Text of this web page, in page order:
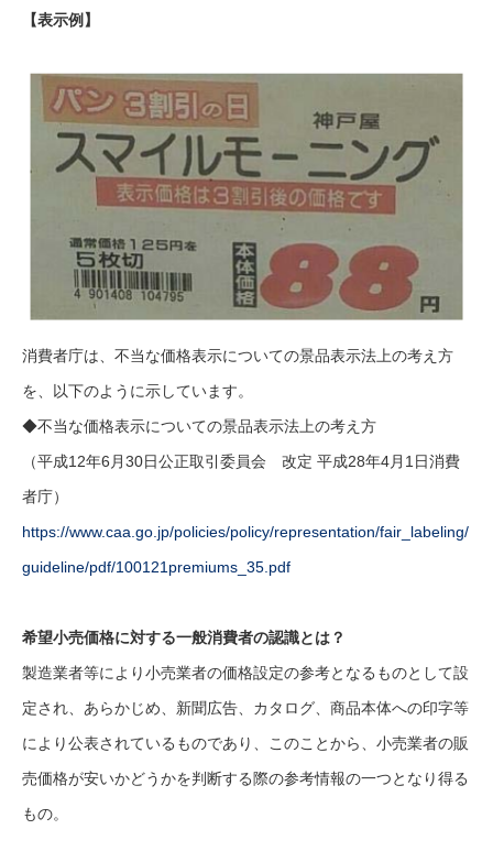
【表示例】
消費者庁は、不当な価格表示についての景品表示法上の考え方
を、以下のように示しています。
◆不当な価格表示についての景品表示法上の考え方
（平成12年6月30日公正取引委員会 改定 平成28年4月1日消費
者庁）
https://www.caa.go.jp/policies/policy/representation/fair_labeling/
guideline/pdf/100121premiums_35.pdf
希望小売価格に対する一般消費者の認識とは？
製造業者等により小売業者の価格設定の参考となるものとして設
定され、あらかじめ、新聞広告、カタログ、商品本体への印字等
により公表されているものであり、このことから、小売業者の販
売価格が安いかどうかを判断する際の参考情報の一つとなり得る
もの。